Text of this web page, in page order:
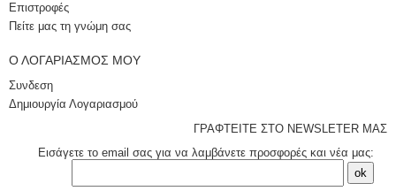
Επιστροφές
Πείτε μας τη γνώμη σας
Ο ΛΟΓΑΡΙΑΣΜΌΣ ΜΟΥ
Συνδεση
Δημιουργία Λογαριασμού
ΓΡΑΦΤΕΙΤΕ ΣΤΟ NEWSLETER ΜΑΣ
Εισάγετε το email σας για να λαμβάνετε προσφορές και νέα μας: